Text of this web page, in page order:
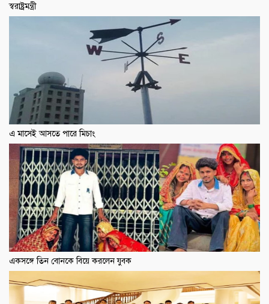
স্বরাষ্ট্রমন্ত্রী
এ মাসেই আসতে পারে মিচাং
একসঙ্গে তিন বোনকে বিয়ে করলেন যুবক